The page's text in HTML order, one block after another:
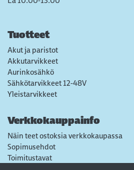
Tuotteet
Akut ja paristot
Akkutarvikkeet
Aurinkosähkö
Sähkötarvikkeet 12-48V
Yleistarvikkeet
Verkkokauppainfo
Näin teet ostoksia verkkokaupassa
Sopimusehdot
Toimitustavat